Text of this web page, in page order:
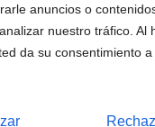
anuncios o
nuestro tráfico. Al
da su consentimiento